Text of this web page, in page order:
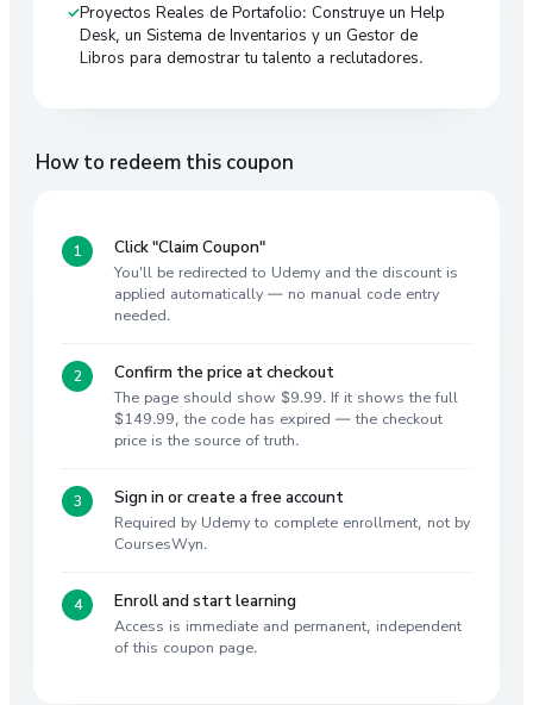
Proyectos Reales de Portafolio: Construye un Help
Desk, un Sistema de Inventarios y un Gestor de
Libros para demostrar tu talento a reclutadores.
How to redeem this coupon
Click "Claim Coupon"
You'll be redirected to Udemy and the discount is
applied automatically — no manual code entry
needed.
Confirm the price at checkout
The page should show $9.99. If it shows the full
$149.99, the code has expired — the checkout
price is the source of truth.
Sign in or create a free account
Required by Udemy to complete enrollment, not by
CoursesWyn.
Enroll and start learning
Access is immediate and permanent, independent
of this coupon page.